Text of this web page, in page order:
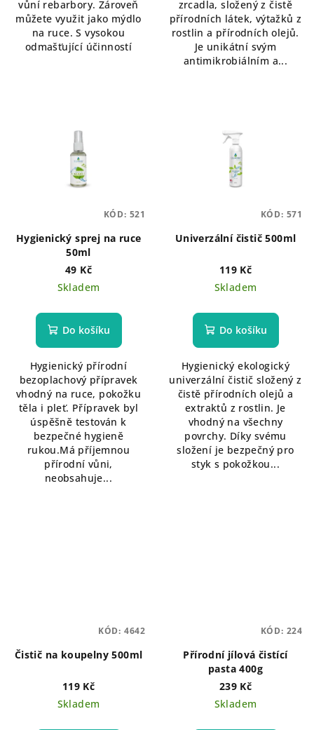
vůní rebarbory. Zároveň
můžete využit jako mýdlo
na ruce. S vysokou
odmašťující účinností
zrcadla, složený z čistě
přírodních látek, výtažků z
rostlin a přírodních olejů.
Je unikátní svým
antimikrobiálním a...
Hygienický sprej na ruce
50ml
49 Kč
Skladem
Do košíku
Hygienický přírodní
bezoplachový přípravek
vhodný na ruce, pokožku
těla i pleť. Přípravek byl
úspěšně testován k
bezpečné hygieně
rukou.Má příjemnou
přírodní vůni,
neobsahuje...
KÓD: 521
Univerzální čistič 500ml
119 Kč
Skladem
Do košíku
Hygienický ekologický
univerzální čistič složený z
čistě přírodních olejů a
extraktů z rostlin. Je
vhodný na všechny
povrchy. Díky svému
složení je bezpečný pro
styk s pokožkou...
KÓD: 571
Čistič na koupelny 500ml
119 Kč
Skladem
KÓD: 4642
Přírodní jílová čistící
pasta 400g
239 Kč
Skladem
KÓD: 224